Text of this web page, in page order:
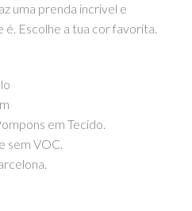
uma prenda incrivel e
Escolhe a tua cor favorita.
em Tecido.
sem VOC.